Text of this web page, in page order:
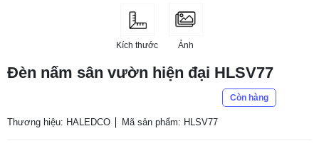
Kích thước Ảnh
Đèn nấm sân vườn hiện đại HLSV77
Còn hàng
Thương hiệu: HALEDCO Mã sản phẩm: HLSV77